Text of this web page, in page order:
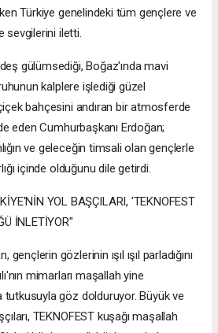
Türkiye genelindeki tüm gençlere ve
sevgilerini iletti.
gülümsediği, Boğaz'ında mavi
kalplere işlediği güzel
bahçesini andıran bir atmosferde
eden Cumhurbaşkanı Erdoğan;
ve geleceğin timsali olan gençlerle
içinde olduğunu dile getirdi.
YOL BAŞÇILARI, 'TEKNOFEST
İNLETİYOR"
gözlerinin ışıl ışıl parladığını
mimarları maşallah yine
tutkusuyla göz dolduruyor. Büyük ve
TEKNOFEST kuşağı maşallah